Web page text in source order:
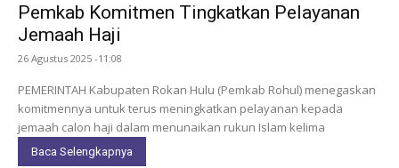
Pemkab Komitmen Tingkatkan Pelayanan
Jemaah Haji
26 Agustus 2025 -11:08
PEMERINTAH Kabupaten Rokan Hulu (Pemkab Rohul) menegaskan
komitmennya untuk terus meningkatkan pelayanan kepada
jemaah calon haji dalam menunaikan rukun Islam kelima
Baca Selengkapnya